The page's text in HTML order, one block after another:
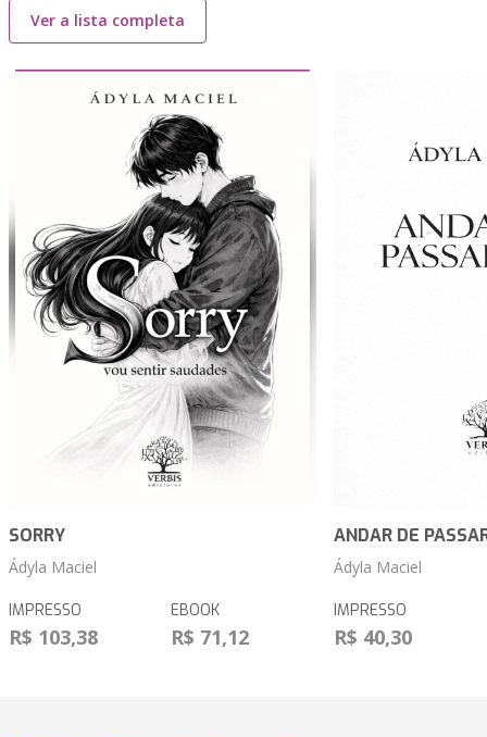
Ver a lista completa
SORRY
Ádyla Maciel
IMPRESSO
R$ 103,38
EBOOK
R$ 71,12
ANDAR DE
Ádyla Maciel
IMPRESSO
R$ 40,30